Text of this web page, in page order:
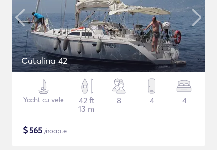
Catalina 42
Yacht cu vele
42 ft
13 m
8 4 4
$565 /noapte